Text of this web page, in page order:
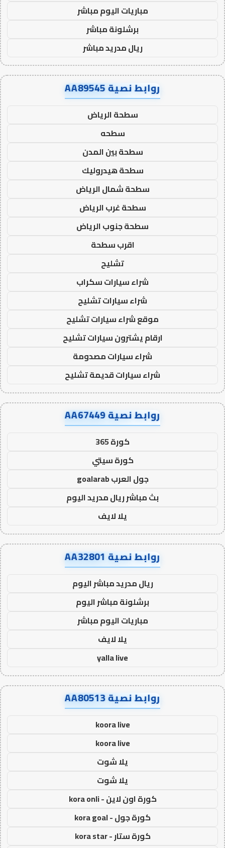
مباريات اليوم مباشر
برشلونة مباشر
ريال مدريد مباشر
روابط نصية AA89545
سطحة الرياض
سطحه
سطحة بين المدن
سطحة هيدروليك
سطحة شمال الرياض
سطحة غرب الرياض
سطحة جنوب الرياض
اقرب سطحة
تشليح
شراء سيارات سكراب
شراء سيارات تشليح
موقع شراء سيارات تشليح
ارقام يشترون سيارات تشليح
شراء سيارات مصدومة
شراء سيارات قديمة تشليح
روابط نصية AA67449
كورة 365
كورة سيتي
جول العرب goalarab
بث مباشر ريال مدريد اليوم
يلا لايف
روابط نصية AA32801
ريال مدريد مباشر اليوم
برشلونة مباشر اليوم
مباريات اليوم مباشر
يلا لايف
yalla live
روابط نصية AA80513
koora live
koora live
يلا شوت
يلا شوت
كورة اون لاين - kora onli
كورة جول - kora goal
كورة ستار - kora star